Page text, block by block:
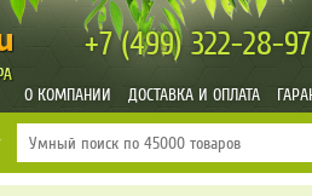
+7 (499)322-28-97
О КОМПАНИИ ДОСТАВКА И ОПЛАТА